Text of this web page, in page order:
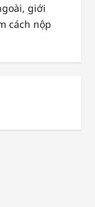
giới
cách nộp